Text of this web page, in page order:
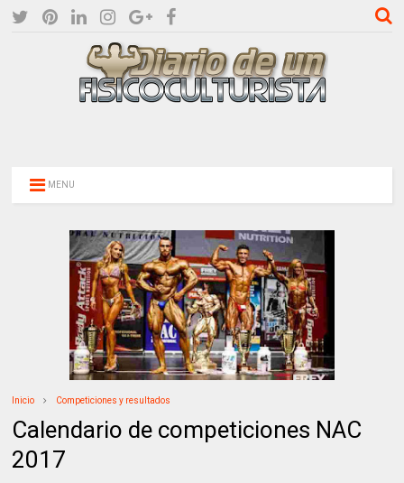
MENU
Inicio Competiciones y resultados
Calendario de competiciones NAC
2017